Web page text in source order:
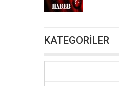
KATEGORİLER